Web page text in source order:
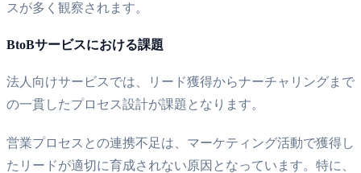
スが多く観察されます。
BtoBサービスにおける課題
法人向けサービスでは、リード獲得からナーチャリングまで
の一貫したプロセス設計が課題となります。
営業プロセスとの連携不足は、マーケティング活動で獲得し
たリードが適切に育成されない原因となっています。特に、